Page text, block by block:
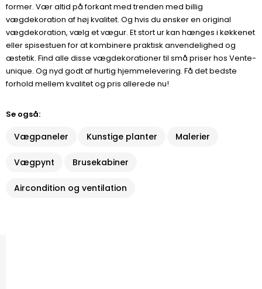
former. Vær altid på forkant med trenden med billig
vægdekoration af høj kvalitet. Og hvis du ønsker en original
vægdekoration, vælg et vægur. Et stort ur kan hænges i køkkenet
eller spisestuen for at kombinere praktisk anvendelighed og
æstetik. Find alle disse vægdekorationer til små priser hos Vente-
unique. Og nyd godt af hurtig hjemmelevering. Få det bedste
forhold mellem kvalitet og pris allerede nu!
Se også:
Vægpaneler Kunstige planter Malerier
Vægpynt Brusekabiner
Aircondition og ventilation